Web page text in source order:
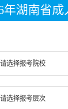
年湖南省